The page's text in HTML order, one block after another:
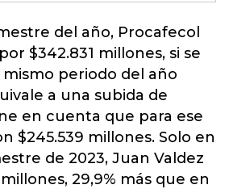
del año, Procafecol
$342.831 millones, si se
periodo del año
a una subida de
en cuenta que para ese
$245.539 millones. Solo en
de 2023, Juan Valdez
29,9% más que en